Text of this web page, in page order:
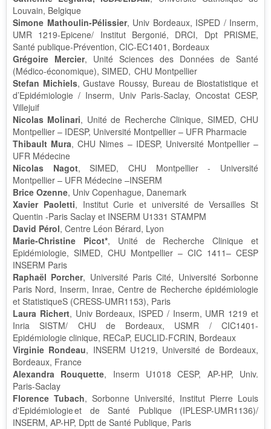
Louvain, Belgique
Simone Mathoulin-Pélissier, Univ Bordeaux, ISPED / Inserm,
UMR 1219-Epicene/ Institut Bergonié, DRCI, Dpt PRISME,
Santé publique-Prévention, CIC-EC1401, Bordeaux
Grégoire Mercier, Unité Sciences des Données de Santé
(Médico-économique), SIMED, CHU Montpellier
Stefan Michiels, Gustave Roussy, Bureau de Biostatistique et
d’Epidémiologie / Inserm, Univ Paris-Saclay, Oncostat CESP,
Villejuif
Nicolas Molinari, Unité de Recherche Clinique, SIMED, CHU
Montpellier – IDESP, Université Montpellier – UFR Pharmacie
Thibault Mura, CHU Nimes – IDESP, Université Montpellier –
UFR Médecine
Nicolas Nagot, SIMED, CHU Montpellier - Université
Montpellier – UFR Médecine –INSERM
Brice Ozenne, Univ Copenhague, Danemark
Xavier Paoletti, Institut Curie et université de Versailles St
Quentin -Paris Saclay et INSERM U1331 STAMPM
David Pérol, Centre Léon Bérard, Lyon
Marie-Christine Picot*, Unité de Recherche Clinique et
Epidémiologie, SIMED, CHU Montpellier – CIC 1411– CESP
INSERM Paris
Raphaël Porcher, Université Paris Cité, Université Sorbonne
Paris Nord, Inserm, Inrae, Centre de Recherche épidémiologie
et StatistiqueS (CRESS-UMR1153), Paris
Laura Richert, Univ Bordeaux, ISPED / Inserm, UMR 1219 et
Inria SISTM/ CHU de Bordeaux, USMR / CIC1401-
Epidémiologie clinique, RECaP, EUCLID-FCRIN, Bordeaux
Virginie Rondeau, INSERM U1219, Université de Bordeaux,
Bordeaux, France
Alexandra Rouquette, Inserm U1018 CESP, AP-HP, Univ.
Paris-Saclay
Florence Tubach, Sorbonne Université, Institut Pierre Louis
d'Epidémiologie et de Santé Publique (IPLESP-UMR1136)/
INSERM, AP-HP, Dptt de Santé Publique, Paris